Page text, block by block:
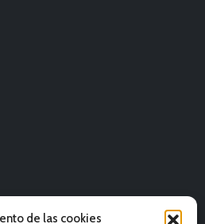
de las cookies